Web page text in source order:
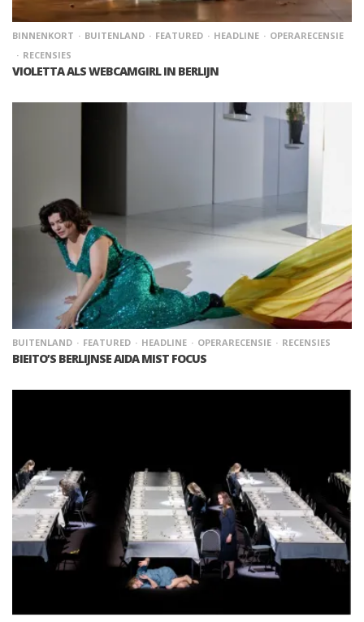
BINNENKORT BUITENLAND FEATURED HEADLINE
OPERARECENSIE
RECENSIES
VIOLETTA ALS WEBCAMGIRL IN BERLIJN
BUITENLAND FEATURED HEADLINE OPERARECENSIE RECENSIES
BIEITO’S BERLIJNSE AIDA MIST FOCUS